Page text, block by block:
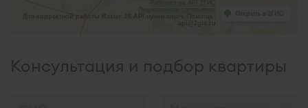
Консультация и подбор квартиры